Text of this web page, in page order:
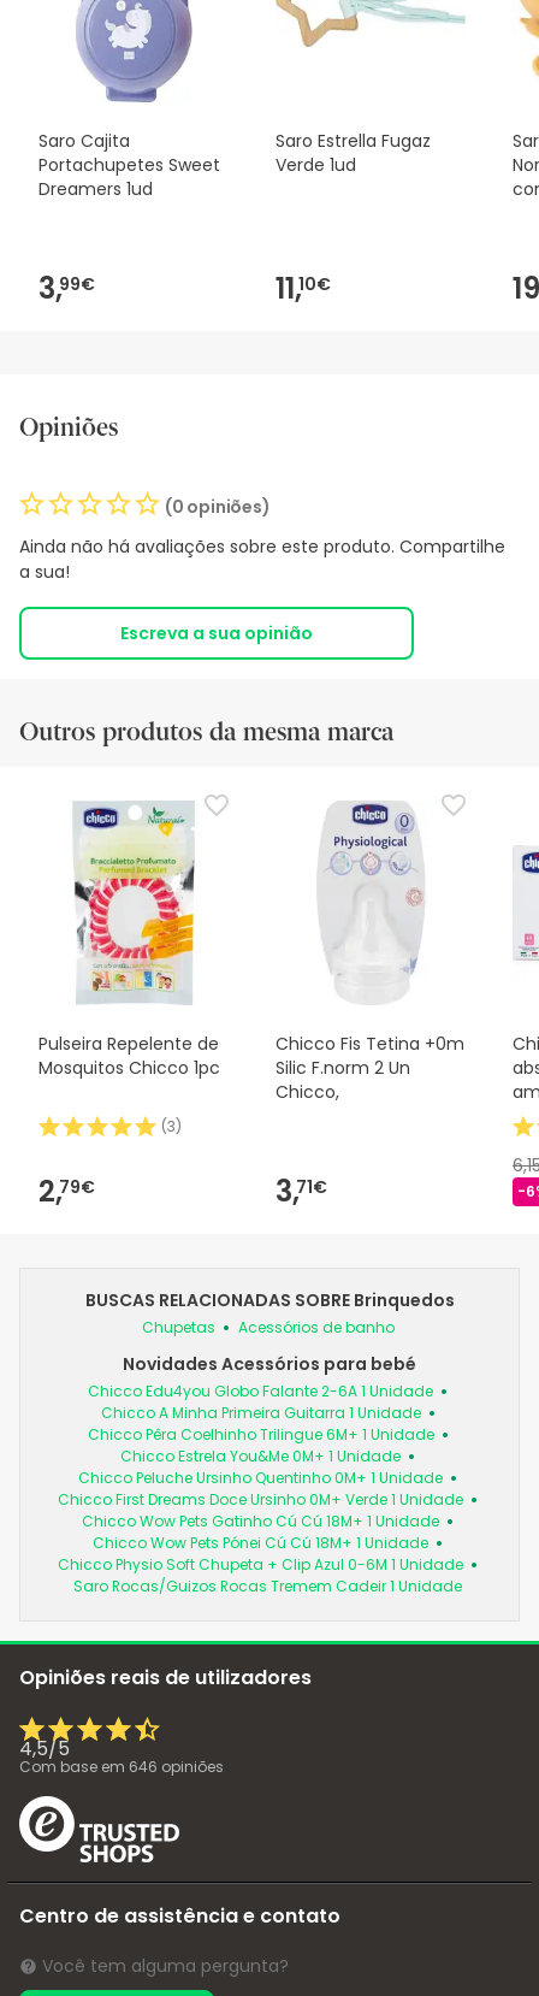
Saro Cajita
Portachupetes Sweet
Dreamers 1ud
3,99€
Saro Estrella Fugaz
Verde 1ud
11,10€
Opiniões
(0 opiniões)
Ainda não há avaliações sobre este produto. Compartilhe
a sua!
Escreva a sua opinião
Outros produtos da mesma marca
Pulseira Repelente de
Mosquitos Chicco 1pc
(3)
2,79€
Chicco Fis Tetina +0m
Silic F.norm 2 Un
Chicco,
3,71€ -
BUSCAS RELACIONADAS SOBRE Brinquedos
Chupetas Acessórios de banho
Novidades Acessórios para bebé
Chicco Edu4you Globo Falante 2-6A 1 Unidade
Chicco A Minha Primeira Guitarra 1 Unidade
Chicco Pêra Coelhinho Trilingue 6M+ 1 Unidade
Chicco Estrela You&Me 0M+ 1 Unidade
Chicco Peluche Ursinho Quentinho 0M+ 1 Unidade
Chicco First Dreams Doce Ursinho 0M+ Verde 1 Unidade
Chicco Wow Pets Gatinho Cú Cú 18M+ 1 Unidade
Chicco Wow Pets Pónei Cú Cú 18M+ 1 Unidade
Chicco Physio Soft Chupeta + Clip Azul 0-6M 1 Unidade
Saro Rocas/Guizos Rocas Tremem Cadeir 1 Unidade
Opiniões reais de utilizadores
4,5/5
Com base em 646 opiniões
Centro de assistência e contato
Você tem alguma pergunta?